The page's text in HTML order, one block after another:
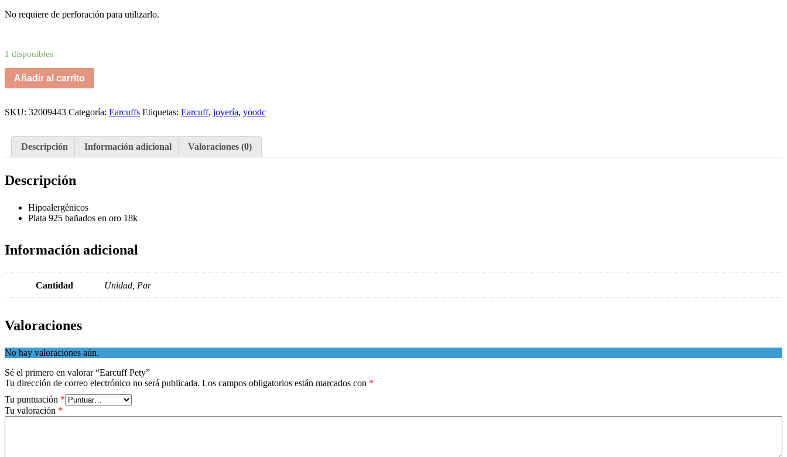
No requiere de perforación para utilizarlo.
1 disponibles
Añadir al carrito
SKU: 32009443 Categoría: Earcuffs Etiquetas: Earcuff, joyería, yoodc
Descripción Información adicional Valoraciones (0)
Descripción
Hipoalergénicos
Plata 925 bañados en oro 18k
Información adicional
Cantidad Unidad, Par
Valoraciones
No hay valoraciones aún.
Sé el primero en valorar “Earcuff Pety”
Tu dirección de correo electrónico no será publicada. Los campos obligatorios están marcados con *
Tu puntuación *
Tu valoración *